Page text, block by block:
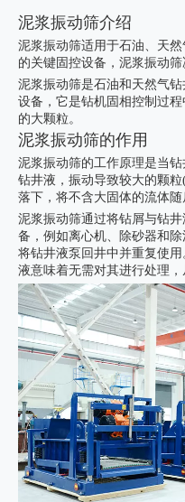
泥浆振动筛介绍
泥浆振动筛适用于石油、天
的关键固控设备，泥浆振动
泥浆振动筛是石油和天然气
设备，它是钻机固相控制过
的大颗粒。
泥浆振动筛的作用
泥浆振动筛的工作原理是当
钻井液，振动导致较大的颗
落下，将不含大固体的流体随
泥浆振动筛通过将钻屑与钻
备，例如离心机、除砂器和
将钻井液泵回井中并重复使
液意味着无需对其进行处理，